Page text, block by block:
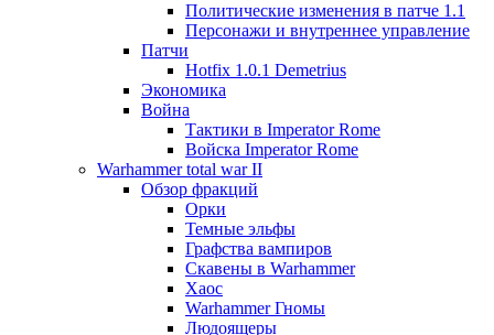
Политические изменения в патче 1.1
Персонажи и внутреннее управление
Патчи
Hotfix 1.0.1 Demetrius
Экономика
Война
Тактики в Imperator Rome
Войска Imperator Rome
Warhammer total war II
Обзор фракций
Орки
Темные эльфы
Графства вампиров
Cкавены в Warhammer
Хаос
Warhammer Гномы
Людоящеры